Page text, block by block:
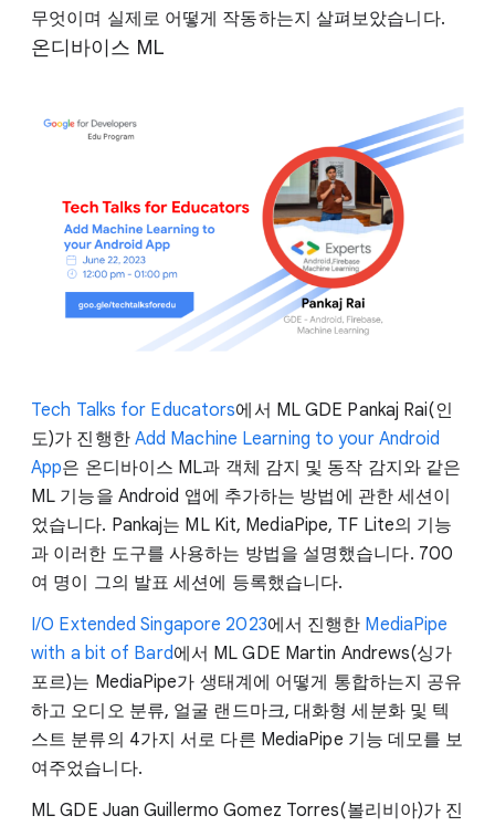
무엇이며 실제로 어떻게 작동하는지 살펴보았습니다.
온디바이스 ML
Tech Talks for Educators에서 ML GDE Pankaj Rai(인
도)가 진행한 Add Machine Learning to your Android
App은 온디바이스 ML과 객체 감지 및 동작 감지와 같은
ML 기능을 Android 앱에 추가하는 방법에 관한 세션이
었습니다. Pankaj는 ML Kit, MediaPipe, TF Lite의 기능
과 이러한 도구를 사용하는 방법을 설명했습니다. 700
여 명이 그의 발표 세션에 등록했습니다.
I/O Extended Singapore 2023에서 진행한 MediaPipe
with a bit of Bard에서 ML GDE Martin Andrews(싱가
포르)는 MediaPipe가 생태계에 어떻게 통합하는지 공유
하고 오디오 분류, 얼굴 랜드마크, 대화형 세분화 및 텍
스트 분류의 4가지 서로 다른 MediaPipe 기능 데모를 보
여주었습니다.
ML GDE Juan Guillermo Gomez Torres(볼리비아)가 진